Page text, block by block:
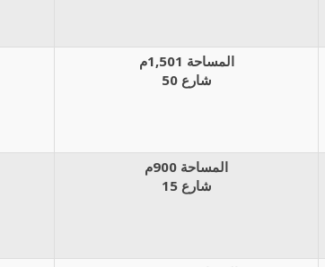
المساحة 1,501م
شارع 50
المساحة 900م
شارع 15